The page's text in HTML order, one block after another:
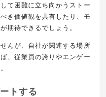
て困難に立ち向かうストー
き価値観を共有したり、モ
期待できるでしょう。
んが、自社が関連する場所
、従業員の誇りやエンゲー
トする